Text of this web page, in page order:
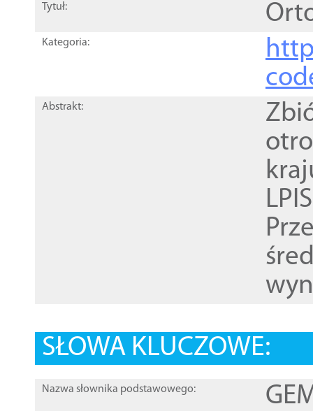
Tytuł:
Kategoria:
Abstrakt:
SŁOWA KLUCZOWE:
Nazwa słownika podstawowego: